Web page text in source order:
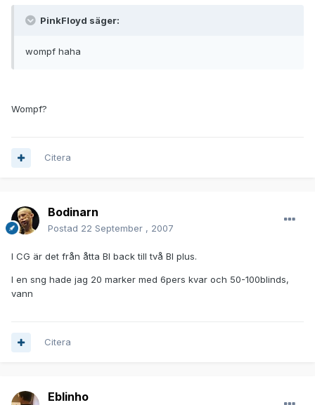
PinkFloyd säger:
wompf haha
Wompf?
Citera
Bodinarn
Postad 22 September , 2007
I CG är det från åtta BI back till två BI plus.
I en sng hade jag 20 marker med 6pers kvar och 50-100blinds,
vann
Citera
Eblinho